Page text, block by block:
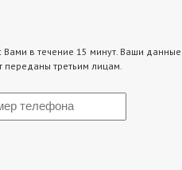
в течение 15 минут. Ваши данные
переданы третьим лицам.